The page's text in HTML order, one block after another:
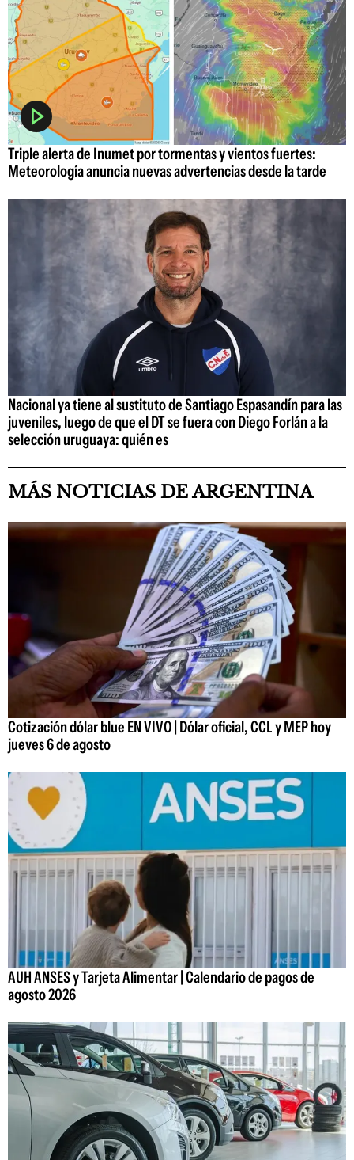
Triple alerta de Inumet por tormentas y vientos fuertes:
Meteorología anuncia nuevas advertencias desde la tarde
Nacional ya tiene al sustituto de Santiago Espasandín para las
juveniles, luego de que el DT se fuera con Diego Forlán a la
selección uruguaya: quién es
MÁS NOTICIAS DE ARGENTINA
Cotización dólar blue EN VIVO | Dólar oficial, CCL y MEP hoy
jueves 6 de agosto
AUH ANSES y Tarjeta Alimentar | Calendario de pagos de
agosto 2026